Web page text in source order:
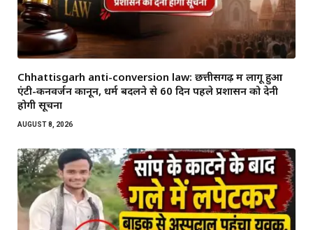
Chhattisgarh anti-conversion law: छत्तीसगढ़ में लागू हुआ
एंटी-कनवर्जन कानून, धर्म बदलने से 60 दिन पहले प्रशासन को देनी
होगी सूचना
AUGUST 8, 2026